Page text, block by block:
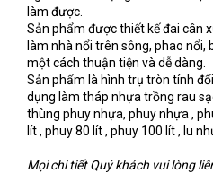
làm được.
Sản phẩm được thiết kế đai cân
làm nhà nổi trên sông, phao nổi,
một cách thuận tiện và dễ dàng.
Sản phẩm là hình trụ tròn tính
dụng làm tháp nhựa trồng rau
thùng phuy nhựa, phuy nhựa ,
lít , phuy 80 lít , phuy 100 lít , lu
Mọi chi tiết Quý khách vui lòng